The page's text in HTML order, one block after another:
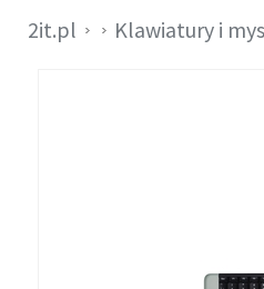
2it.pl Klawiatury i